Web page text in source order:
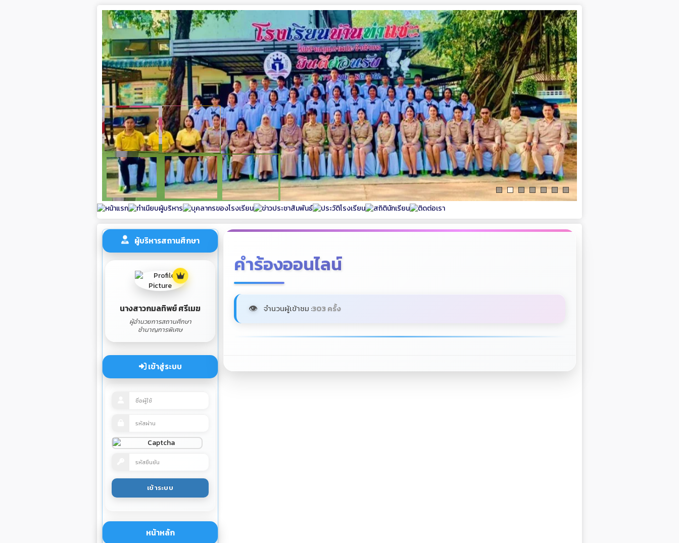
ผู้บริหารสถานศึกษา
นางสาวกมลทิพย์ ศรีเมฆ
ผู้อำนวยการสถานศึกษา
ชำนาญการพิเศษ
เข้าสู่ระบบ
หน้าหลัก
คำร้องออนไลน์
จำนวนผู้เข้าชม :303 ครั้ง